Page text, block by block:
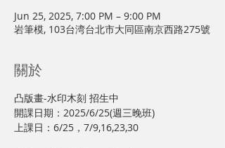
Jun 25, 2025, 7:00 PM – 9:00 PM
岩筆模, 103台湾台北市大同區南京西路275號
關於
凸版畫-水印木刻 招生中
開課日期：2025/6/25(週三晚班)
上課日：6/25，7/9,16,23,30